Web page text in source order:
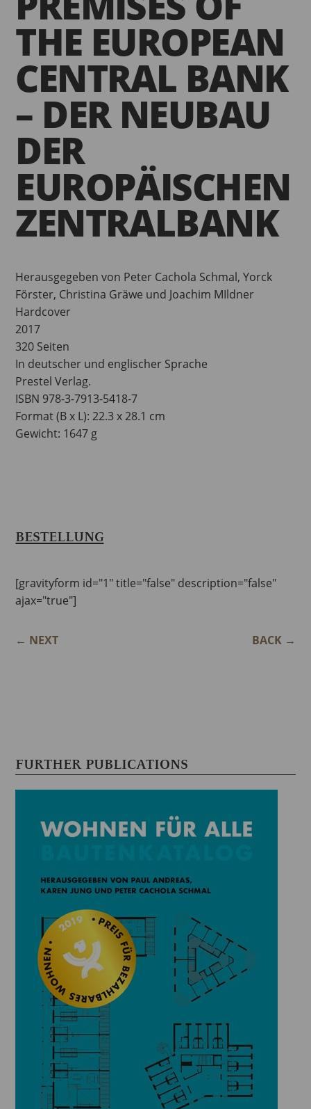
THE EUROPEAN
CENTRAL BANK
– DER NEUBAU
DER
EUROPÄISCHEN
ZENTRALBANK
Herausgegeben von Peter Cachola Schmal, Yorck
Förster, Christina Gräwe und Joachim MIldner
Hardcover
2017
320 Seiten
In deutscher und englischer Sprache
Prestel Verlag.
ISBN 978-3-7913-5418-7
Format (B x L): 22.3 x 28.1 cm
Gewicht: 1647 g
BESTELLUNG
[gravityform id="1" title="false" description="false"
ajax="true"]
← NEXT BACK→
FURTHER PUBLICATIONS